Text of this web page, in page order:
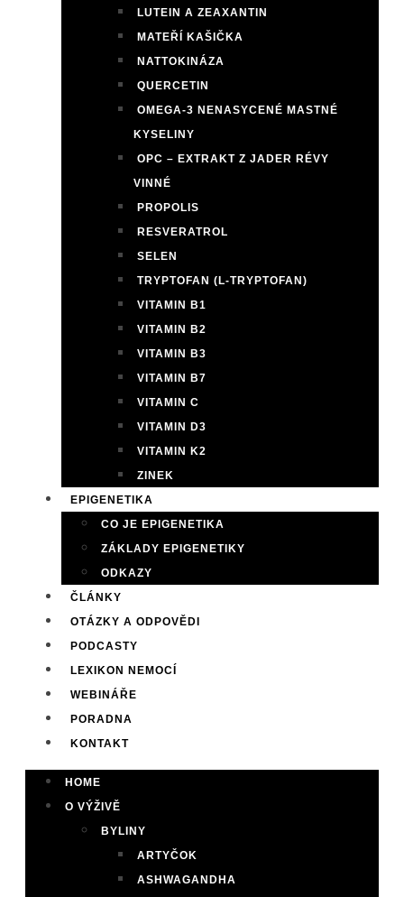
LUTEIN A ZEAXANTIN
MATEŘÍ KAŠIČKA
NATTOKINÁZA
QUERCETIN
OMEGA-3 NENASYCENÉ MASTNÉ
KYSELINY
OPC – EXTRAKT Z JADER RÉVY
VINNÉ
PROPOLIS
RESVERATROL
SELEN
TRYPTOFAN (L-TRYPTOFAN)
VITAMIN B1
VITAMIN B2
VITAMIN B3
VITAMIN B7
VITAMIN C
VITAMIN D3
VITAMIN K2
ZINEK
EPIGENETIKA
CO JE EPIGENETIKA
ZÁKLADY EPIGENETIKY
ODKAZY
ČLÁNKY
OTÁZKY A ODPOVĚDI
PODCASTY
LEXIKON NEMOCÍ
WEBINÁŘE
PORADNA
KONTAKT
HOME
O VÝŽIVĚ
BYLINY
ARTYČOK
ASHWAGANDHA